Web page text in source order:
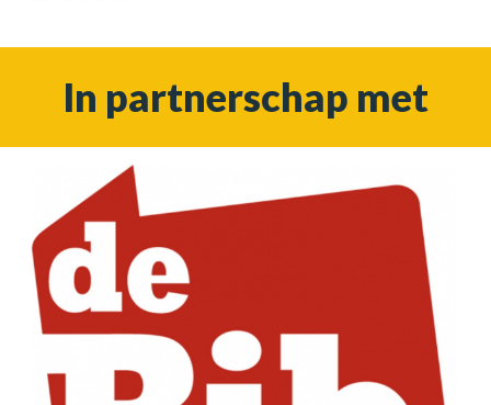
In partnerschap met